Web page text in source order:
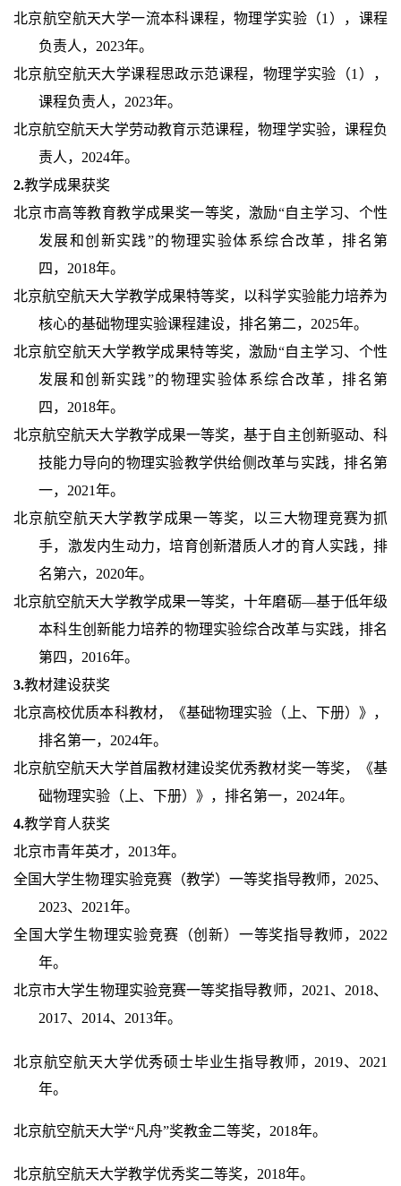
北京航空航天大学一流本科课程，物理学实验（1），课程
负责人，2023年。
北京航空航天大学课程思政示范课程，物理学实验（1），
课程负责人，2023年。
北京航空航天大学劳动教育示范课程，物理学实验，课程负
责人，2024年。
2.教学成果获奖
北京市高等教育教学成果奖一等奖，激励“自主学习、个性
发展和创新实践”的物理实验体系综合改革，排名第
四，2018年。
北京航空航天大学教学成果特等奖，以科学实验能力培养为
核心的基础物理实验课程建设，排名第二，2025年。
北京航空航天大学教学成果特等奖，激励“自主学习、个性
发展和创新实践”的物理实验体系综合改革，排名第
四，2018年。
北京航空航天大学教学成果一等奖，基于自主创新驱动、科
技能力导向的物理实验教学供给侧改革与实践，排名第
一，2021年。
北京航空航天大学教学成果一等奖，以三大物理竞赛为抓
手，激发内生动力，培育创新潜质人才的育人实践，排
名第六，2020年。
北京航空航天大学教学成果一等奖，十年磨砺—基于低年级
本科生创新能力培养的物理实验综合改革与实践，排名
第四，2016年。
3.教材建设获奖
北京高校优质本科教材，《基础物理实验（上、下册）》，
排名第一，2024年。
北京航空航天大学首届教材建设奖优秀教材奖一等奖，《基
础物理实验（上、下册）》，排名第一，2024年。
4.教学育人获奖
北京市青年英才，2013年。
全国大学生物理实验竞赛（教学）一等奖指导教师，2025、
2023、2021年。
全国大学生物理实验竞赛（创新）一等奖指导教师，2022
年。
北京市大学生物理实验竞赛一等奖指导教师，2021、2018、
2017、2014、2013年。
北京航空航天大学优秀硕士毕业生指导教师，2019、2021
年。
北京航空航天大学“凡舟”奖教金二等奖，2018年。
北京航空航天大学教学优秀奖二等奖，2018年。